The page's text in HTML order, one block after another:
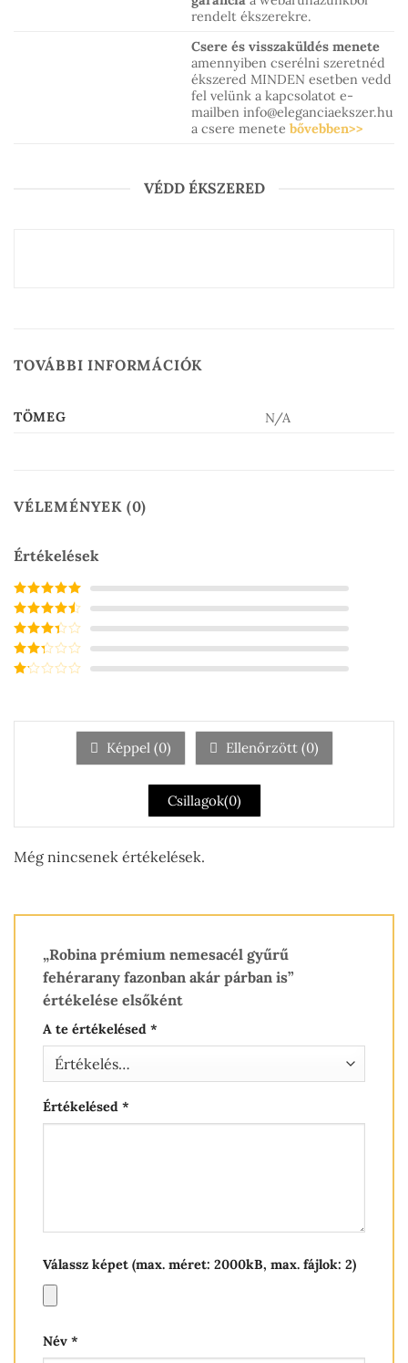
rendelt ékszerekre.
Csere és visszaküldés menete
amennyiben cserélni szeretnéd
ékszered MINDEN esetben vedd
fel velünk a kapcsolatot e-
mailben info@eleganciaekszer.hu
a csere menete bővebben>>
VÉDD ÉKSZERED
TOVÁBBI INFORMÁCIÓK
TÖMEG N/A
VÉLEMÉNYEK (0)
Értékelések
Értékelés:5/
5
Értékelés:
4/ 5
Értékelés:
3/ 5
Értékelés:
5
Képpel (0) Ellenőrzött (0)
Csillagok(0)
Még nincsenek értékelések.
„Robina prémium nemesacél gyűrű
fehérarany fazonban akár párban is”
értékelése elsőként
A te értékelésed *
Értékelésed *
Válassz képet (max. méret: 2000kB, max. fájlok: 2)
Név *